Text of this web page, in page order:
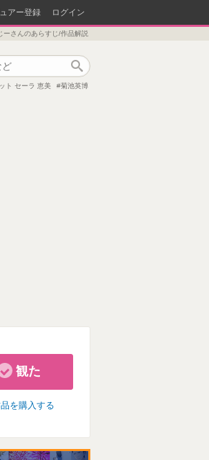
アー登録 ログイン
ーさんのあらすじ/作品解説
ト セーラ 恵美 菊池英博
観た
を購入する